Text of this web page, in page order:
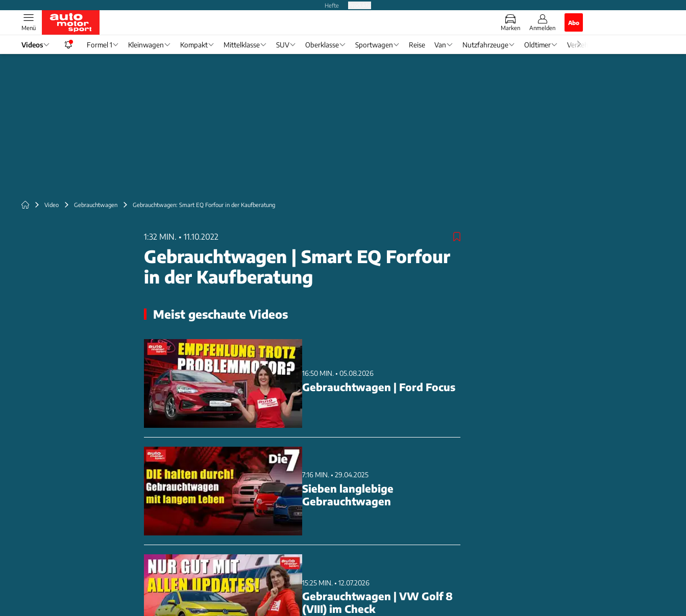
Hefte
Marken Anmelden
Abo
Menü
Videos Formel 1 Kleinwagen Kompakt Mittelklasse SUV Oberklasse Sportwagen Reise Van Nutzfahrzeuge Oldtimer Verkehr
Video Gebrauchtwagen Gebrauchtwagen: Smart EQ Forfour in der Kaufberatung
1:32 MIN. • 11.10.2022
Gebrauchtwagen | Smart EQ Forfour
in der Kaufberatung
Meist geschaute Videos
16:50 MIN. • 05.08.2026
Gebrauchtwagen | Ford Focus
7:16 MIN. • 29.04.2025
Sieben langlebige
Gebrauchtwagen
15:25 MIN. • 12.07.2026
Gebrauchtwagen | VW Golf 8
(VIII) im Check